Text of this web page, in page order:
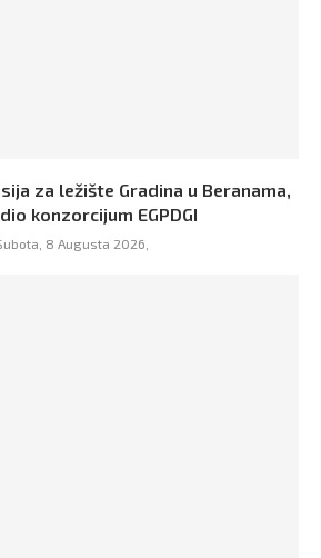
za ležište Gradina u Beranama,
konzorcijum EGPDGI
8 Augusta 2026,